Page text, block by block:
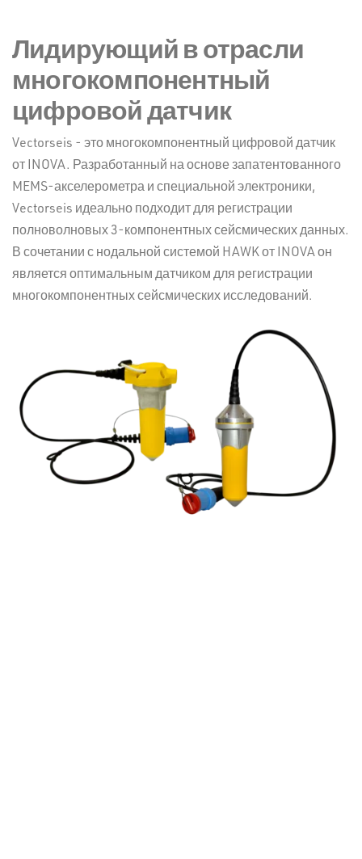
Лидирующий в отрасли
многокомпонентный
цифровой датчик
Vectorseis - это многокомпонентный цифровой датчик
от INOVA. Разработанный на основе запатентованного
MEMS-акселерометра и специальной электроники,
Vectorseis идеально подходит для регистрации
полноволновых 3-компонентных сейсмических данных.
В сочетании с нодальной системой HAWK от INOVA он
является оптимальным датчиком для регистрации
многокомпонентных сейсмических исследований.